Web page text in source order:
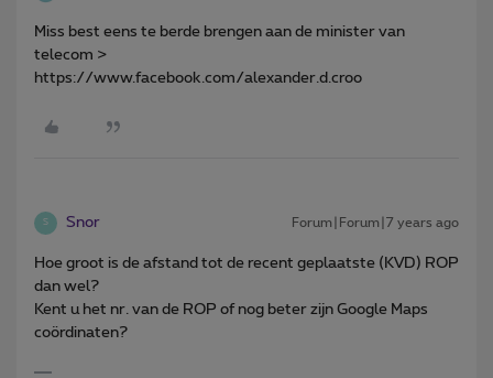
Miss best eens te berde brengen aan de minister van
telecom >
https://www.facebook.com/alexander.d.croo
S Snor Forum|Forum|7 years ago
Hoe groot is de afstand tot de recent geplaatste (KVD) ROP
dan wel?
Kent u het nr. van de ROP of nog beter zijn Google Maps
coördinaten?